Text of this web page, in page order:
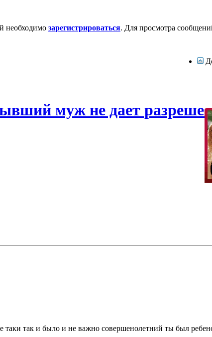
необходимо зарегистрироваться. Для просмотра
муж не дает
так и было и не важно совершенолетний ты был